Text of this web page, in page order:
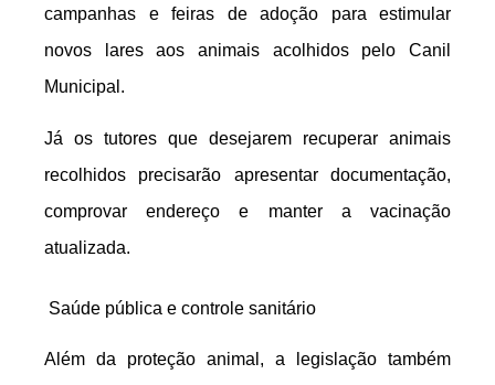
campanhas e feiras de adoção para estimular
novos lares aos animais acolhidos pelo Canil
Municipal.
Já os tutores que desejarem recuperar animais
recolhidos precisarão apresentar documentação,
comprovar endereço e manter a vacinação
atualizada.
Saúde pública e controle sanitário
Além da proteção animal, a legislação também